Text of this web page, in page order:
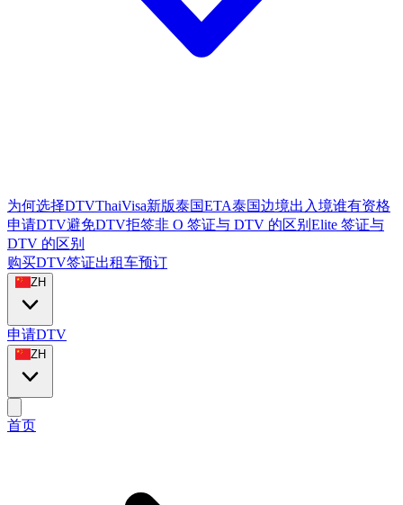
为何选择DTVThaiVisa新版泰国ETA泰国边境出入境谁有资格
申请DTV避免DTV拒签非 O 签证与 DTV 的区别 Elite 签证与
DTV 的区别
购买DTV签证出租车预订
ZH
申请DTV
ZH
首页